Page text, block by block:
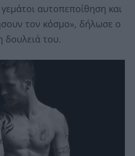
αυτοπεποίθηση και
τον κόσμο», δήλωσε ο
δουλειά του.